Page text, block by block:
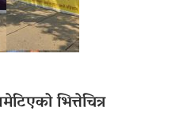
भित्तेचित्र